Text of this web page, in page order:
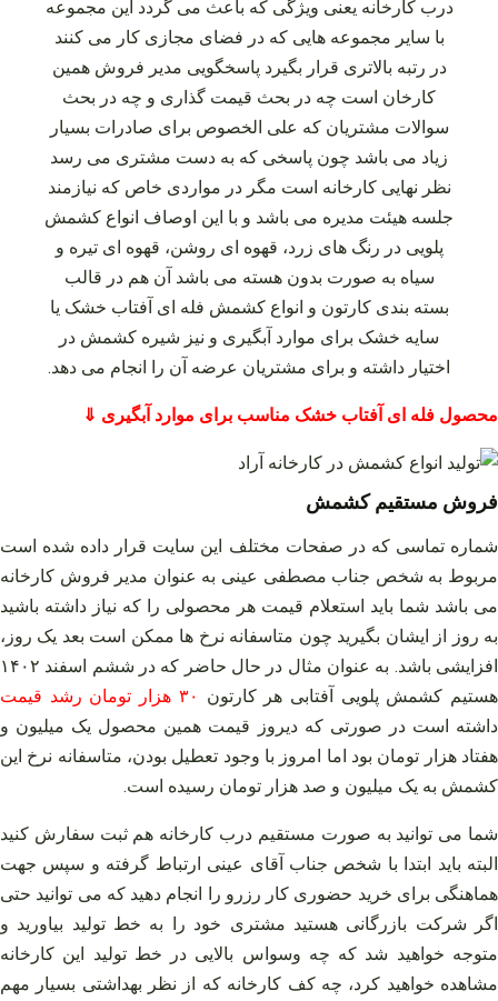
درب کارخانه یعنی ویژگی که باعث می‌ گردد این مجموعه
با سایر مجموعه‌ هایی که در فضای مجازی کار می‌ کنند
در رتبه بالاتری قرار بگیرد پاسخگویی مدیر فروش همین
کارخان است چه در بحث قیمت گذاری و چه در بحث
سوالات مشتریان که علی الخصوص برای صادرات بسیار
زیاد می‌ باشد چون پاسخی که به دست مشتری می‌ رسد
نظر نهایی کارخانه است مگر در مواردی خاص که نیازمند
جلسه هیئت مدیره می‌ باشد و با این اوصاف انواع کشمش
پلویی در رنگ‌ های زرد، قهوه‌ ای روشن، قهوه‌ ای تیره و
سیاه به صورت بدون هسته می‌ باشد آن هم در قالب
بسته‌ بندی کارتون و انواع کشمش فله‌ ای آفتاب خشک یا
سایه خشک برای موارد آبگیری و نیز شیره کشمش در
اختیار داشته و برای مشتریان عرضه آن را انجام می‌ دهد.
محصول فله ای آفتاب خشک مناسب برای موارد آبگیری ⇓
فروش مستقیم کشمش
شماره تماسی که در صفحات مختلف این سایت قرار داده شده است
مربوط به شخص جناب مصطفی عینی به عنوان مدیر فروش کارخانه
می‌ باشد شما باید استعلام قیمت هر محصولی را که نیاز داشته باشید
به روز از ایشان بگیرید چون متاسفانه نرخ‌ ها ممکن است بعد یک روز،
افزایشی باشد. به عنوان مثال در حال حاضر که در ششم اسفند ۱۴۰۲
هستیم کشمش پلویی آفتابی هر کارتون ۳۰ هزار تومان رشد قیمت
داشته است در صورتی که دیروز قیمت همین محصول یک میلیون و
هفتاد هزار تومان بود اما امروز با وجود تعطیل بودن، متاسفانه نرخ این
کشمش به یک میلیون و صد هزار تومان رسیده است.
شما می‌ توانید به صورت مستقیم درب کارخانه هم ثبت سفارش کنید
البته باید ابتدا با شخص جناب آقای عینی ارتباط گرفته و سپس جهت
هماهنگی برای خرید حضوری کار رزرو را انجام دهید که می‌ توانید حتی
اگر شرکت بازرگانی هستید مشتری خود را به خط تولید بیاورید و
متوجه خواهید شد که چه وسواس بالایی در خط تولید این کارخانه
مشاهده خواهید کرد، چه کف کارخانه که از نظر بهداشتی بسیار مهم